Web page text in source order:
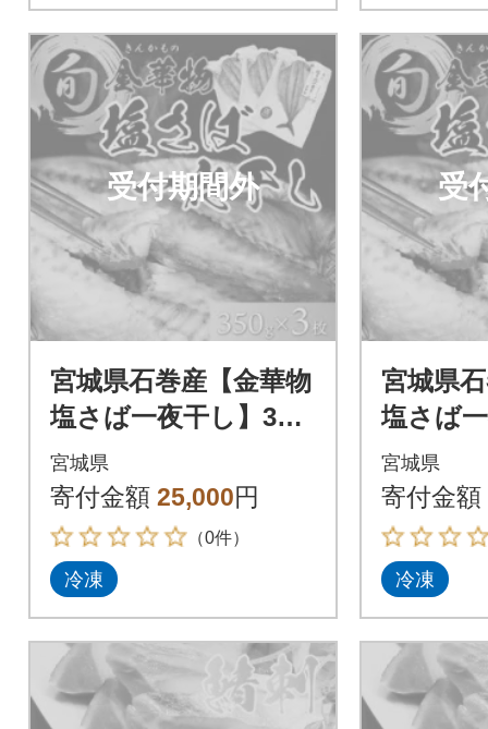
受付期間外
宮城県石巻産【金華物
塩さば一夜干し】350
g×3枚セット(CAS冷
凍・養殖)
宮城県
寄付金額 25,000円
（0件）
冷凍
受
宮城県
塩さば
g×5枚セ
凍・養
宮城県
寄付金額
冷凍